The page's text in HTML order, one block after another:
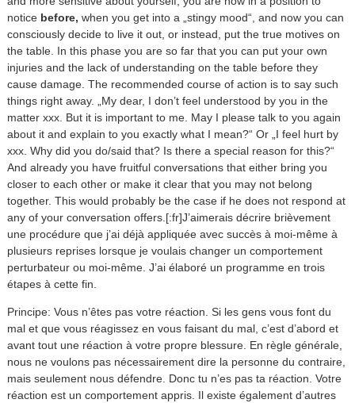
notice before, when you get into a „stingy mood“, and now you can
consciously decide to live it out, or instead, put the true motives on
the table. In this phase you are so far that you can put your own
injuries and the lack of understanding on the table before they
cause damage. The recommended course of action is to say such
things right away. „My dear, I don’t feel understood by you in the
matter xxx. But it is important to me. May I please talk to you again
about it and explain to you exactly what I mean?“ Or „I feel hurt by
xxx. Why did you do/said that? Is there a special reason for this?“
And already you have fruitful conversations that either bring you
closer to each other or make it clear that you may not belong
together. This would probably be the case if he does not respond at
any of your conversation offers.[:fr]J’aimerais décrire brièvement
une procédure que j’ai déjà appliquée avec succès à moi-même à
plusieurs reprises lorsque je voulais changer un comportement
perturbateur ou moi-même. J’ai élaboré un programme en trois
étapes à cette fin.
Principe: Vous n’êtes pas votre réaction. Si les gens vous font du
mal et que vous réagissez en vous faisant du mal, c’est d’abord et
avant tout une réaction à votre propre blessure. En règle générale,
nous ne voulons pas nécessairement dire la personne du contraire,
mais seulement nous défendre. Donc tu n’es pas ta réaction. Votre
réaction est un comportement appris. Il existe également d’autres